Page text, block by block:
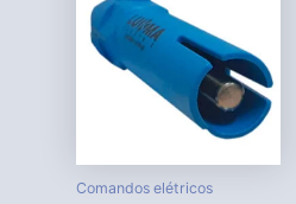
Comandos elétricos